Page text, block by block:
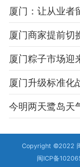
厦门：让从业者
厦门商家提前切
厦门粽子市场迎
Copyright ©2022
闽ICP备